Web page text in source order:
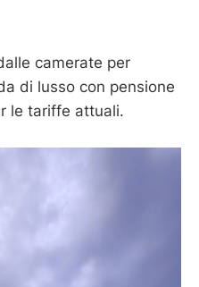
camerate per
di lusso con pensione
le tariffe attuali.